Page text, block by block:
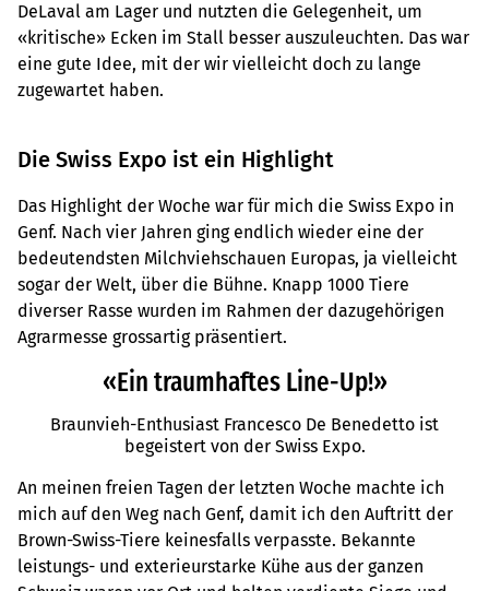
DeLaval am Lager und nutzten die Gelegenheit, um
«kritische» Ecken im Stall besser auszuleuchten. Das war
eine gute Idee, mit der wir vielleicht doch zu lange
zugewartet haben.
Die Swiss Expo ist ein Highlight
Das Highlight der Woche war für mich die Swiss Expo in
Genf. Nach vier Jahren ging endlich wieder eine der
bedeutendsten Milchviehschauen Europas, ja vielleicht
sogar der Welt, über die Bühne. Knapp 1000 Tiere
diverser Rasse wurden im Rahmen der dazugehörigen
Agrarmesse grossartig präsentiert.
«Ein traumhaftes Line-Up!»
Braunvieh-Enthusiast Francesco De Benedetto ist
begeistert von der Swiss Expo.
An meinen freien Tagen der letzten Woche machte ich
mich auf den Weg nach Genf, damit ich den Auftritt der
Brown-Swiss-Tiere keinesfalls verpasste. Bekannte
leistungs- und exterieurstarke Kühe aus der ganzen